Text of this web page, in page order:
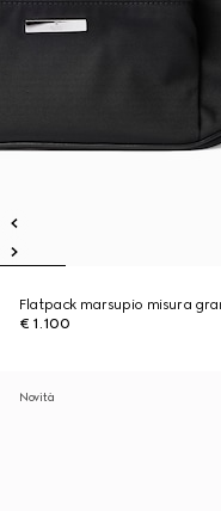
Flatpack marsupio misura
€ 1.100
Novità